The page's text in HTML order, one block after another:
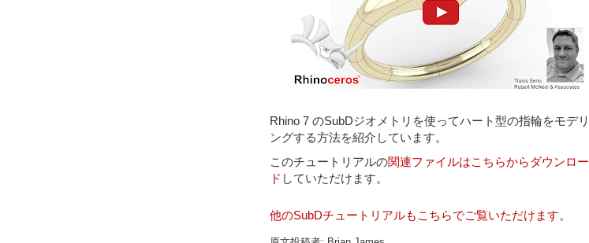
Rhino 7 のSubDジオメトリを使ってハート型の指輪をモデリ
ングする方法を紹介しています。
このチュートリアルの関連ファイルはこちらからダウンロー
ド していただけます。
他のSubDチュートリアルもこちらでご覧いただけます。